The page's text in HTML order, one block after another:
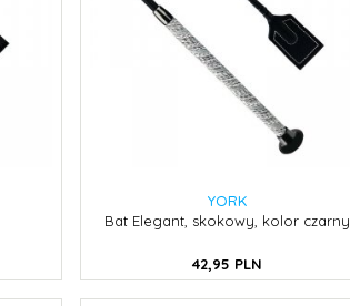
YORK
Bat Elegant, skokowy, kolor czarny
42,95 PLN